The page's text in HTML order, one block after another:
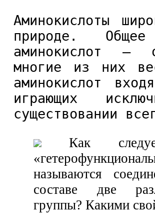
Аминокислоты
природе.
аминокислот —
многие из них
аминокислот
играющих
существовании
Как
называются
составе две
группы? Какими